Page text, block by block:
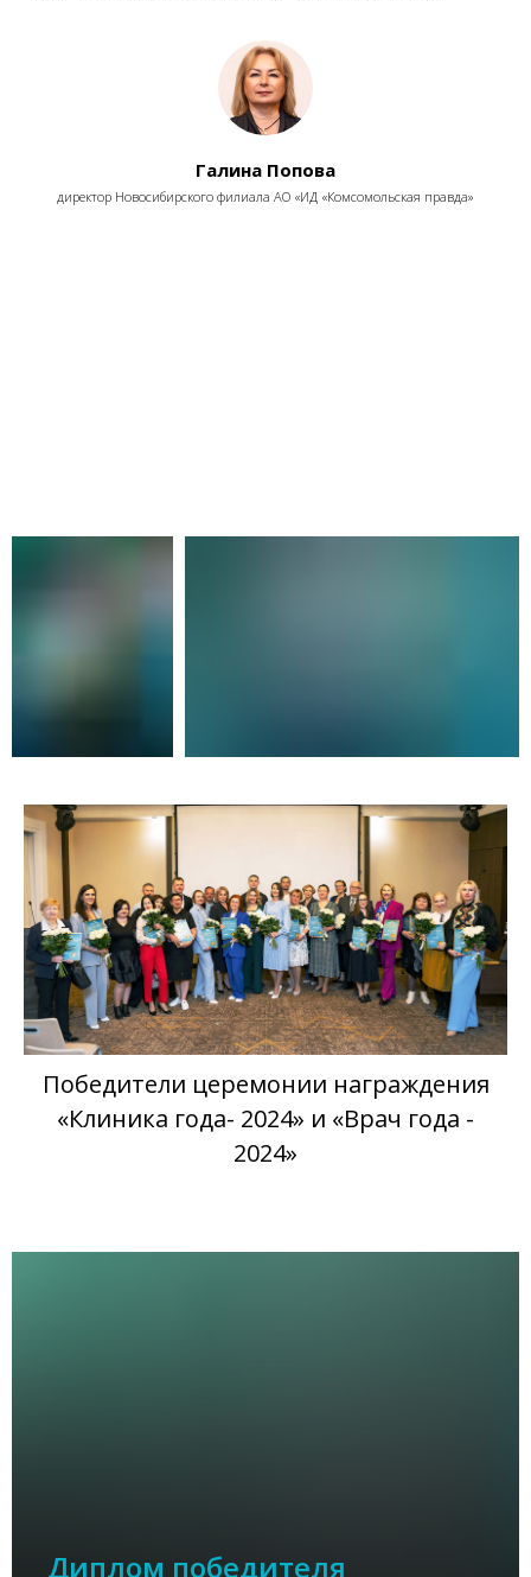
Галина Попова
директор Новосибирского филиала АО «ИД «Комсомольская правда»
Победители церемонии награждения
«Клиника года- 2024» и «Врач года -
2024»
Диплом победителя